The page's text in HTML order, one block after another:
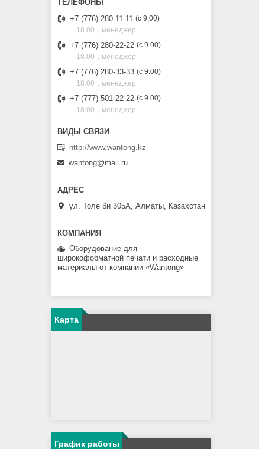
+7 (776) 280-11-11 с 9.00
18.00，менеджер
+7 (776) 280-22-22 с 9.00
18.00，менеджер
+7 (776) 280-33-33 с 9.00
18.00，менеджер
+7 (777) 501-22-22 с 9.00
18.00，менеджер
http://www.wantong.kz
wantong@mail.ru
ул. Толе би 305А, Алматы, Казахстан
Оборудование для
широкоформатной печати и расходные
материалы от компании «Wantong»
Карта
График работы